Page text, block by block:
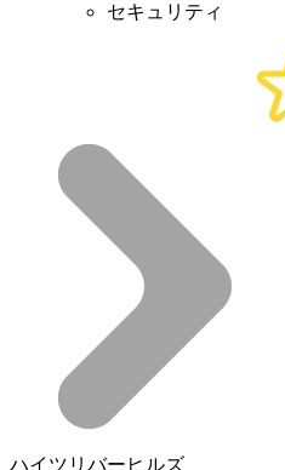
セキュリティ
ハイツリバーヒルズ